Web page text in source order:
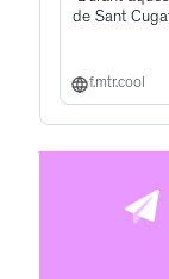
de Sant
f.mtr.cool